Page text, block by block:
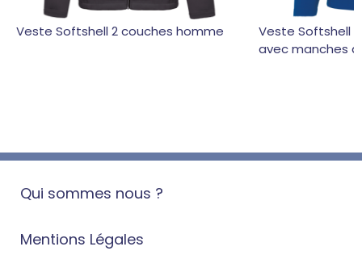
Veste Softshell 2 couches homme
Veste Softshell
avec manches
Qui sommes nous ?
Mentions Légales